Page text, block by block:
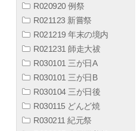
R020920 例祭
R021123 新嘗祭
R021219 年末の境内
R021231 師走大祓
R030101 三が日A
R030101 三が日B
R030104 三が日後
R030115 どんど焼
R030211 紀元祭